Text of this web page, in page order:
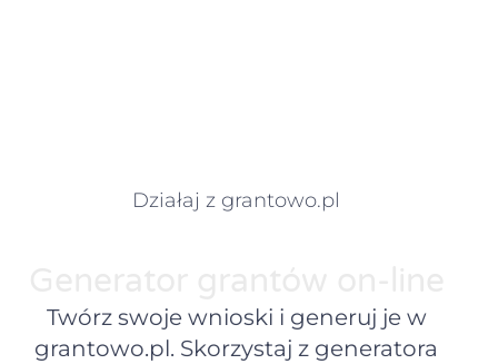
Działaj z grantowo.pl
Twórz swoje wnioski i generuj je w
grantowo.pl. Skorzystaj z generatora